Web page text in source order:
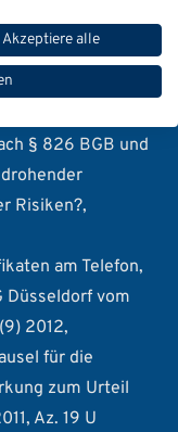
Bank über
zum Urteil des
– 6 U 2/10,
§ 826 BGB und
Risiken?,
am Telefon,
Düsseldorf vom
2012,
für die
zum Urteil
Az. 19 U
Akzeptiere alle